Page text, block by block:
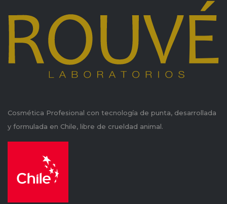
Cosmética Profesional con tecnología de punta, desarrollada
y formulada en Chile, libre de crueldad animal.